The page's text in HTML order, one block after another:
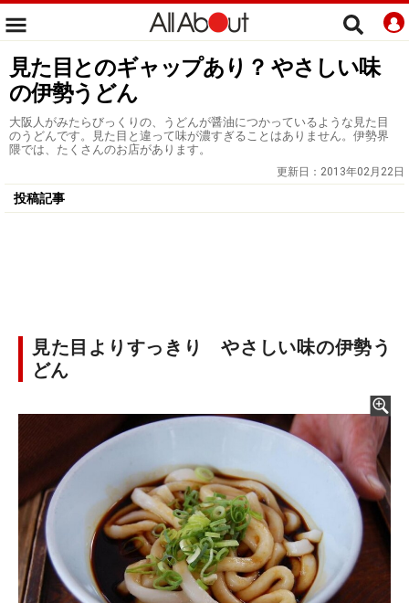
見た目とのギャップあり？ やさしい味
の伊勢うどん
大阪人がみたらびっくりの、うどんが醤油につかっているような見た目
のうどんです。見た目と違って味が濃すぎることはありません。伊勢界
隈では、たくさんのお店があります。
更新日： 2013年02月22日
投稿記事
見た目よりすっきり やさしい味の伊勢う
どん